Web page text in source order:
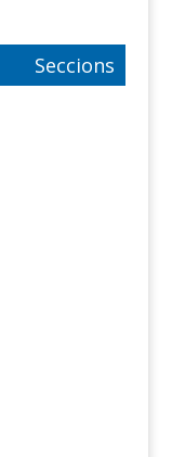
Seccions